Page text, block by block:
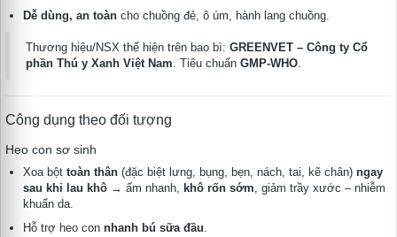
Dễ dùng, an toàn cho chuồng đẻ, ô úm, hành lang chuồng.
Thương hiệu/NSX thể hiện trên bao bì: GREENVET – Công ty Cổ
phần Thú y Xanh Việt Nam. Tiêu chuẩn GMP-WHO.
Công dụng theo đối tượng
Heo con sơ sinh
Xoa bột toàn thân (đặc biệt lưng, bụng, bẹn, nách, tai, kẽ chân) ngay
sau khi lau khô → ấm nhanh, khô rốn sớm, giảm trầy xước – nhiễm
khuẩn da.
Hỗ trợ heo con nhanh bú sữa đầu.